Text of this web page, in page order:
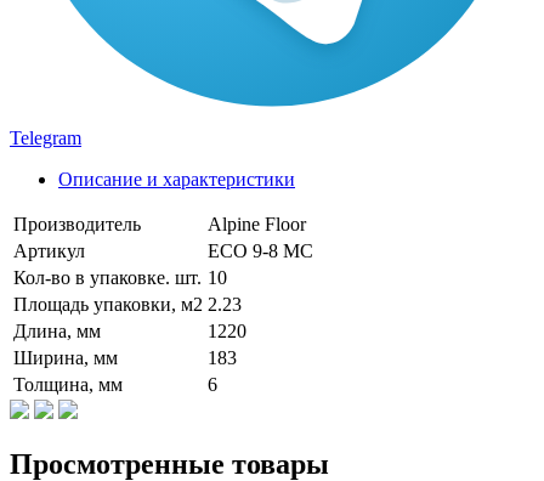
Telegram
Описание и характеристики
Производитель
Alpine Floor
Артикул
ECO 9-8 MC
Кол-во в упаковке. шт. 10
Площадь упаковки, м2 2.23
Длина, мм
1220
Ширина, мм
183
Толщина, мм
6
Просмотренные товары